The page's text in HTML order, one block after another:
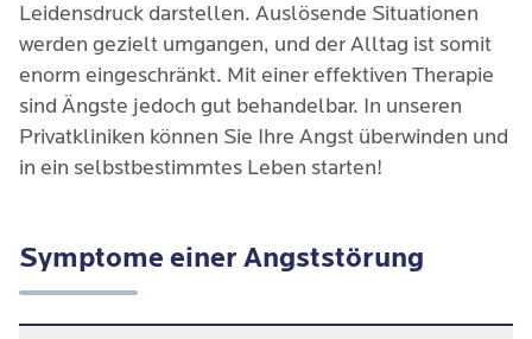
Leidensdruck darstellen. Auslösende Situationen
werden gezielt umgangen, und der Alltag ist somit
enorm eingeschränkt. Mit einer effektiven Therapie
sind Ängste jedoch gut behandelbar. In unseren
Privatkliniken können Sie Ihre Angst überwinden und
in ein selbstbestimmtes Leben starten!
Symptome einer Angststörung